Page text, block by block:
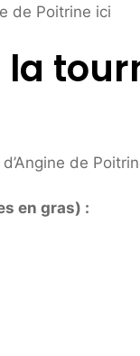
de Poitrine ici
de
en gras) :